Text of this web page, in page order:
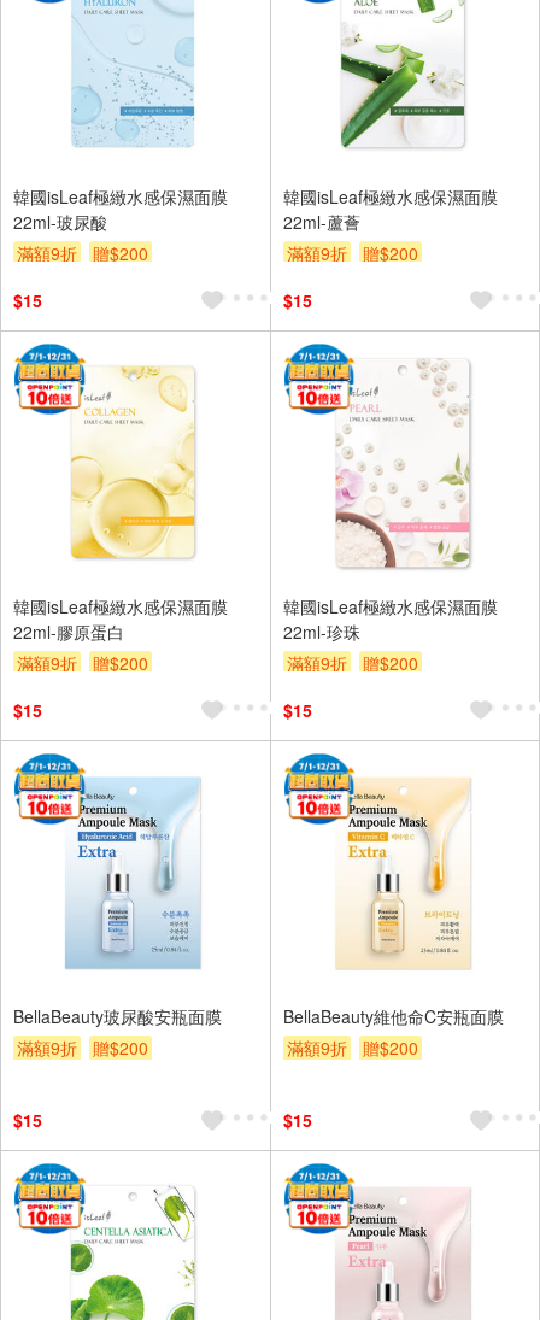
韓國isLeaf極緻水感保濕面膜
22ml-玻尿酸
滿額9折
贈$200
$15
韓國isLeaf極緻水感保濕面膜
22ml-蘆薈
滿額9折
贈$200
$15
韓國isLeaf極緻水感保濕面膜
22ml-膠原蛋白
滿額9折
贈$200
$15
韓國isLeaf極緻水感保濕面膜
22ml-珍珠
滿額9折
贈$200
$15
BellaBeauty玻尿酸安瓶面膜
滿額9折
贈$200
$15
BellaBeauty維他命C安瓶面膜
滿額9折
贈$200
$15